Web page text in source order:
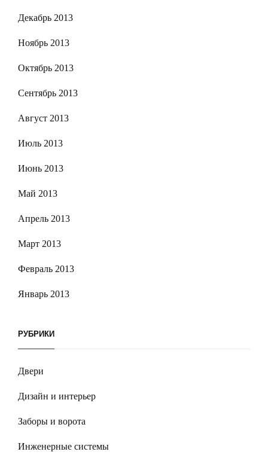
Декабрь 2013
Ноябрь 2013
Октябрь 2013
Сентябрь 2013
Август 2013
Июль 2013
Июнь 2013
Май 2013
Апрель 2013
Март 2013
Февраль 2013
Январь 2013
РУБРИКИ
Двери
Дизайн и интерьер
Заборы и ворота
Инженерные системы